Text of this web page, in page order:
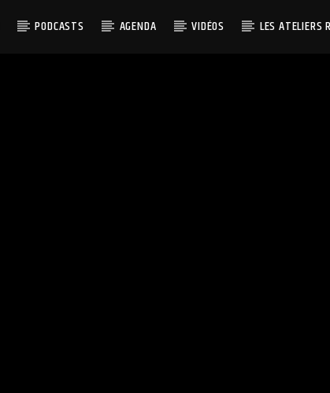
PODCASTS AGENDA VIDÉOS LES ATELIERS